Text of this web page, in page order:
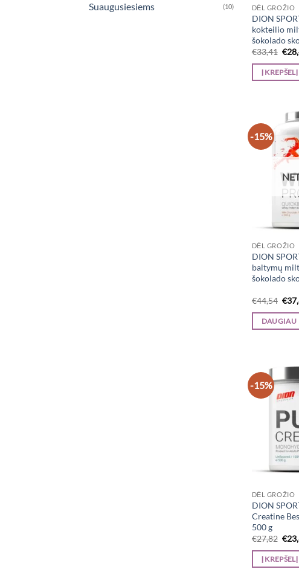
Suaugusiesiems (10) DĖL GROŽIO
DION
kokteilio
šokolado
€33,41
price
was:
€
Į KREPŠELĮ
-15%
DĖL GROŽIO
DION
baltymų
šokolado
€44,54
price
was:
€
DAUGIAU
-15%
DĖL GROŽIO
DION
Creatine
500 g
€27,82
price
was:
€
Į KREPŠELĮ